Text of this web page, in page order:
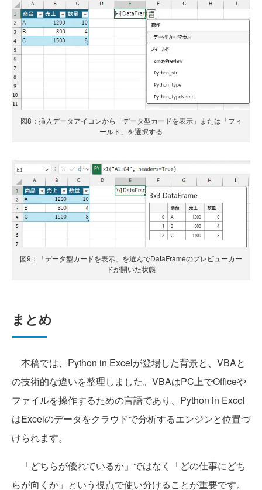
図8：挿入データアイコンから「データ型カードを表示」または「フィ
ールド」を選択する
図9：「データ型カードを表示」を選んでDataFrameのプレビューカー
ドが開いた状態
まとめ
本稿では、Python in Excelが登場した背景と、VBAと
の技術的な違いを整理しました。VBAはPC上でOfficeや
ファイルを操作するための言語であり、Python in Excel
はExcelのデータをクラウドで分析するエンジンと位置づ
けられます。
「どちらが優れているか」ではなく「どの仕事にどち
らが向くか」という視点で使い分けることが重要です。